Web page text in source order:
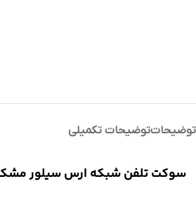
توضیحاتتوضیحات تکمیلی
سوکت تلفن شبکه ارس سیلور